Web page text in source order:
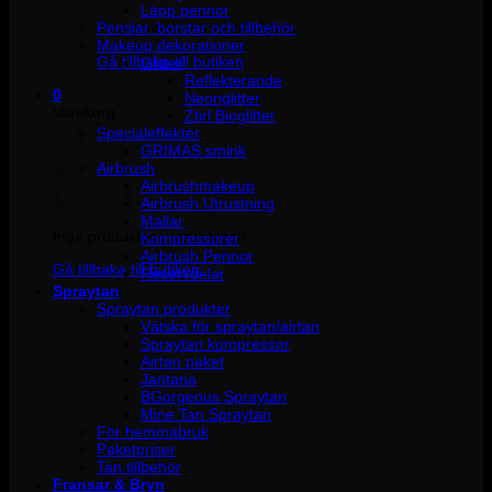
Inga produkter i varukorgen.
Gå tillbaka till butiken
0
Inga produkter i varukorgen.
Gå tillbaka till butiken
Läpp pennor
Penslar, borstar och tillbehör
Makeup dekorationer
Glitter
Reflekterande
Neonglitter
Ztirl Bioglitter
Specialeffekter
GRIMAS smink
Airbrush
Airbrushmakeup
Airbrush Utrustning
Mallar
Kompressorer
Airbrush Pennor
Reservdelar
Spraytan
Spraytan produkter
Vätska för spraytan/airtan
Spraytan kompressor
Airtan paket
Jantana
BGorgeous Spraytan
Mine Tan Spraytan
För hemmabruk
Paketpriser
Tan tillbehör
Fransar & Bryn